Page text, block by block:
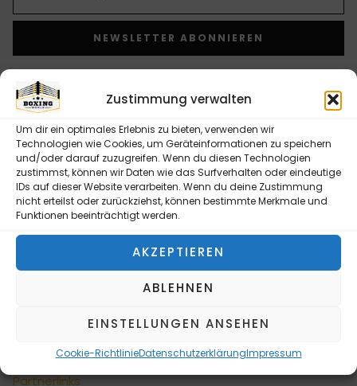
Zustimmung verwalten
Um dir ein optimales Erlebnis zu bieten, verwenden wir
Technologien wie Cookies, um Geräteinformationen zu speichern
und/oder darauf zuzugreifen. Wenn du diesen Technologien
zustimmst, können wir Daten wie das Surfverhalten oder eindeutige
IDs auf dieser Website verarbeiten. Wenn du deine Zustimmung
nicht erteilst oder zurückziehst, können bestimmte Merkmale und
Funktionen beeinträchtigt werden.
AKZEPTIEREN
ABLEHNEN
EINSTELLUNGEN ANSEHEN
Cookie-RichtlinieDatenschutzerklärungImpressum
NEWSLETTER ABONNIEREN
Alternative:
INFORMATIONEN
Kontaktformular
Versandarten
Zahlungsarten
Privatsphäre und
Datenschutz
Geschäftsbedingungen
Partnerlinks